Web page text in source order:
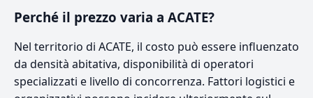
Perché il prezzo varia a ACATE?
Nel territorio di ACATE, il costo può essere influenzato
da densità abitativa, disponibilità di operatori
specializzati e livello di concorrenza. Fattori logistici e